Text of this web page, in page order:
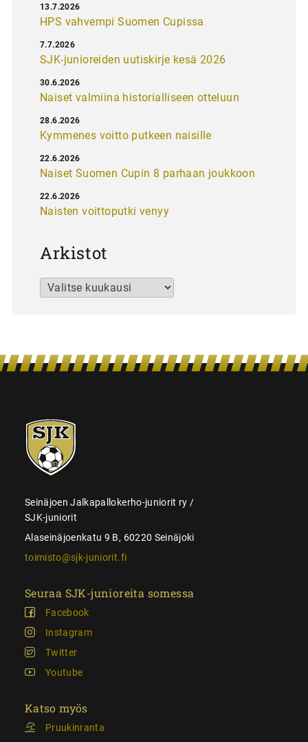
HPS vahvempi Suomen Cupissa
13.7.2026
SJK-junioreiden uutiskirje kesä 2026
7.7.2026
Naiset valmiina historialliseen otteluun
30.6.2026
Kymmenes voitto putkeen naisille
28.6.2026
Naiset Suomen Cupin 8 parhaan joukkoon
22.6.2026
Naisten voittoputki venyy
22.6.2026
Arkistot
Arkistot
SJK-
juniorit
Seinäjoen Jalkapallokerho-juniorit ry /
SJK-juniorit
Alaseinäjoenkatu 9 B, 60220 Seinäjoki
toimisto@sjk-juniorit.fi
Seuraa SJK-junioreita somessa
Facebook
Instagram
Twitter
Youtube
Katso myös
Pruukinranta